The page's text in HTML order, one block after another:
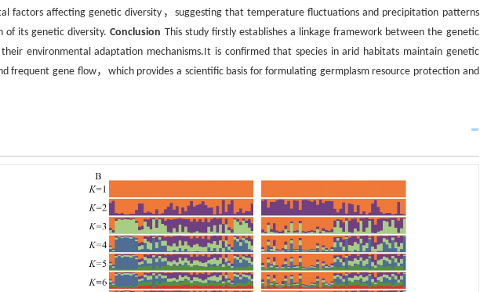
factors affecting genetic diversity，suggesting that temperature fluctuations and precipitation patterns
of its genetic diversity.Conclusion This study firstly establishes a linkage framework between the genetic
environmental adaptation mechanisms.It is confirmed that species in arid habitats maintain genetic
frequent gene flow，which provides a scientific basis for formulating germplasm resource protection and